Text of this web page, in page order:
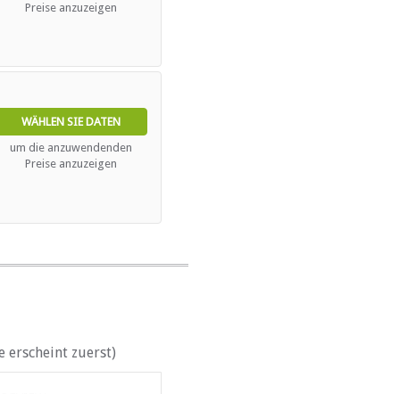
Preise anzuzeigen
WÄHLEN SIE DATEN
um die anzuwendenden
Preise anzuzeigen
erscheint zuerst)